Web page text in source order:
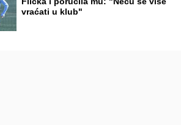
vraćati u klub"